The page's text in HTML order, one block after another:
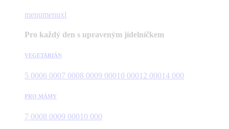
menumenuxl
Pro každý den s upraveným jídelníčkem
VEGETARIÁN
5 0006 0007 0008 0009 00010 00012 00014 000
PRO MÁMY
7 0008 0009 00010 000